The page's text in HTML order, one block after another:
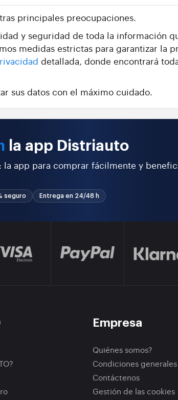
principales preocupaciones.
y seguridad de toda la información
medidas estrictas para garantizar la
detallada, donde encontrará
sus datos con el máximo cuidado.
la app Distriauto
app para comprar fácilmente y
seguro Entrega en 24/48 h
Empresa
Quiénes somos?
Condiciones
Contáctenos
Gestión de las cookies